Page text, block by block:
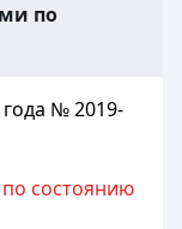
по
№ 2019-
по состоянию